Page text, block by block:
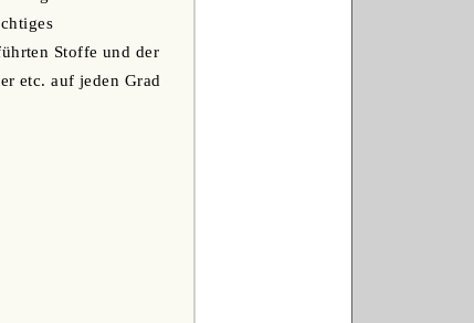
Stoffe und der
etc. auf jeden Grad